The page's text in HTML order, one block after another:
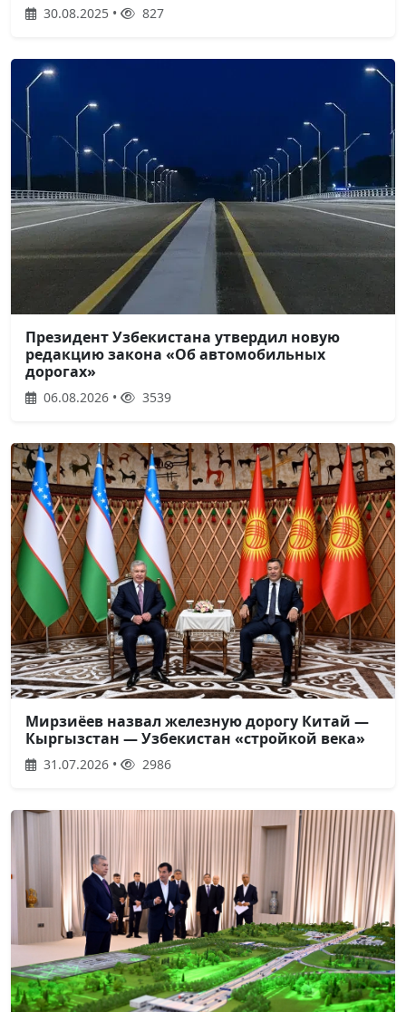
30.08.2025 • 827
Президент Узбекистана утвердил новую
редакцию закона «Об автомобильных
дорогах»
06.08.2026 • 3539
Мирзиёев назвал железную дорогу Китай —
Кыргызстан — Узбекистан «стройкой века»
31.07.2026 • 2986